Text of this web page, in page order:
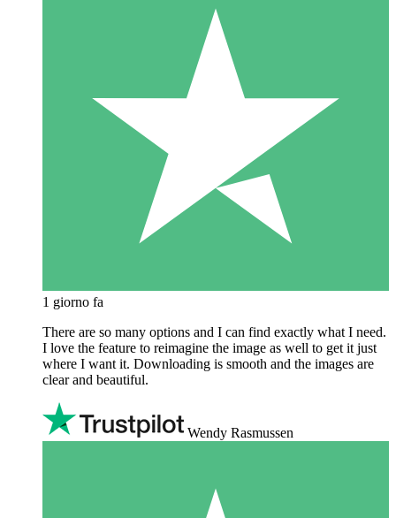
1 giorno fa
There are so many options and I can find exactly what I need.
I love the feature to reimagine the image as well to get it just
where I want it. Downloading is smooth and the images are
clear and beautiful.
Wendy Rasmussen